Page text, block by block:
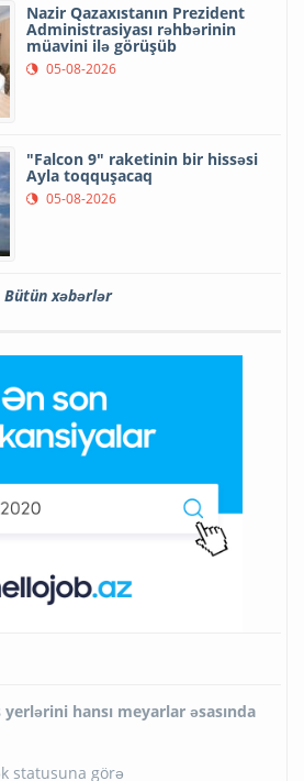
Nazir Qazaxıstanın Prezident
Administrasiyası rəhbərinin
müavini ilə görüşüb
05-08-2026
"Falcon 9" raketinin bir hissəsi
Ayla toqquşacaq
05-08-2026
Bütün xəbərlər
hansı meyarlar əsasında
statusuna görə